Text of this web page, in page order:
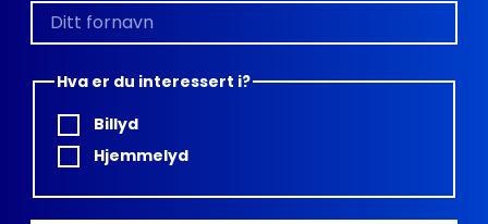
Hva er du interessert i?
Billyd
Hjemmelyd